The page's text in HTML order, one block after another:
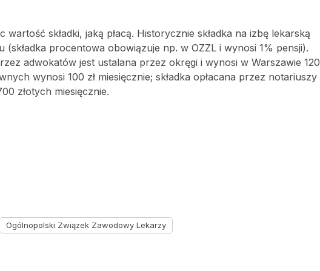
składki, jaką płacą. Historycznie składka na izbę lekarską
procentowa obowiązuje np. w OZZL i wynosi 1% pensji).
adwokatów jest ustalana przez okręgi i wynosi w Warszawie 120
wynosi 100 zł miesięcznie; składka opłacana przez notariuszy
złotych miesięcznie.
Ogólnopolski Związek Zawodowy Lekarzy